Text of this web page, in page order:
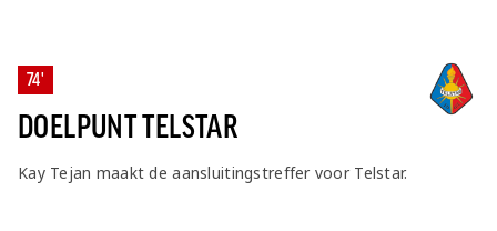
74'
DOELPUNT TELSTAR
Kay Tejan maakt de aansluitingstreffer voor Telstar.